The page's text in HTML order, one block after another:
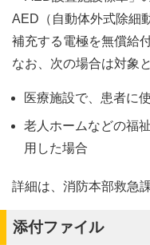
AED（自動体外式除細
補充する電極を無償給
なお、次の場合は対象
医療施設で、患者に
老人ホームなどの福
用した場合
詳細は、消防本部救急
添付ファイル